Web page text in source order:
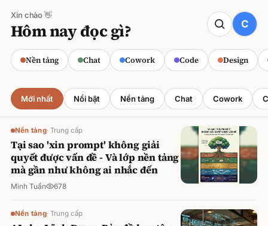
Xin chào 👋
Hôm nay đọc gì?
Nền tảng Chat Cowork Code Design
CODE
Claude cho Sales: Dự báo doanh số
chính xác
Minh Tuấn ·800 lượt xem
Mới nhất Nổi bật Nền tảng Chat Cowork
Nền tảng· Trung cấp
Tại sao 'xin prompt' không giải
quyết được vấn đề - Và lớp nền tảng
mà gần như không ai nhắc đến
Minh Tuấn 678
Nền tảng· Trung cấp